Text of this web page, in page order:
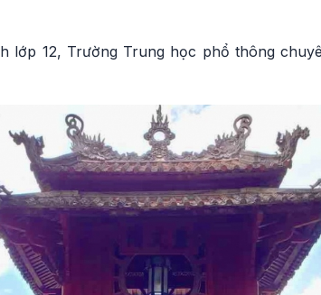
lớp 12, Trường Trung học phổ thông